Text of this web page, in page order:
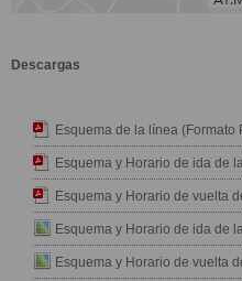
Descargas
Esquema de la línea (Formato
Esquema y Horario de ida de
Esquema y Horario de vuelta
Esquema y Horario de ida de
Esquema y Horario de vuelta